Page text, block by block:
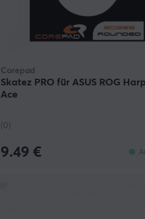
Corepad
Skatez PRO für ASUS ROG
Ace
(0)
9.49 €